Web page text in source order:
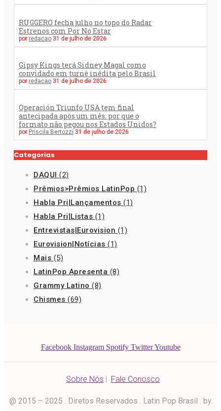
RUGGERO fecha julho no topo do Radar
Estrenos com Por No Estar
por redacao 31 de julho de 2026
Gipsy Kings terá Sidney Magal como
convidado em turnê inédita pelo Brasil
por redacao 31 de julho de 2026
Operación Triunfo USA tem final
antecipada após um mês: por que o
formato não pegou nos Estados Unidos?
por Priscila Bertozzi 31 de julho de 2026
Categorias
DAQUI (2)
Prêmios>Prêmios LatinPop (1)
Habla Pri|Lançamentos (1)
Habla Pri|Listas (1)
Entrevistas|Eurovision (1)
Eurovision|Notícias (1)
Mais (5)
LatinPop Apresenta (8)
Grammy Latino (8)
Chismes (69)
Facebook Instagram Spotify Twitter Youtube
Sobre Nós | Fale Conosco
@ 2015 – 2025 . Diretos Reservados . Latin Pop Brasil . by